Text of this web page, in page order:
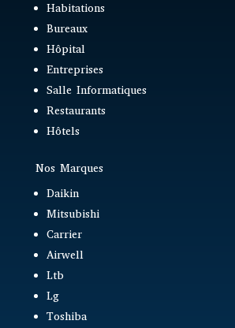
Habitations
Bureaux
Hôpital
Entreprises
Salle Informatiques
Restaurants
Hôtels
Nos Marques
Daikin
Mitsubishi
Carrier
Airwell
Ltb
Lg
Toshiba